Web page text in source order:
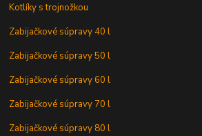
Kotlíky s trojnožkou
Zabijačkové súpravy 40 l
Zabijačkové súpravy 50 l
Zabijačkové súpravy 60 l
Zabijačkové súpravy 70 l
Zabijačkové súpravy 80 l